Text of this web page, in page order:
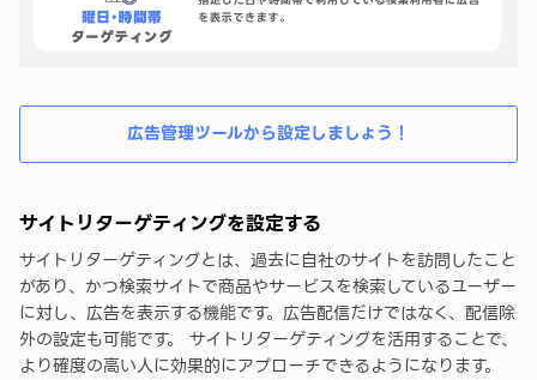
広告管理ツールから設定しましょう！
サイトリターゲティングを設定する
サイトリターゲティングとは、過去に自社のサイトを訪問したこと
があり、かつ検索サイトで商品やサービスを検索しているユーザー
に対し、広告を表示する機能です。広告配信だけではなく、配信除
外の設定も可能です。 サイトリターゲティングを活用することで、
より確度の高い人に効果的にアプローチできるようになります。